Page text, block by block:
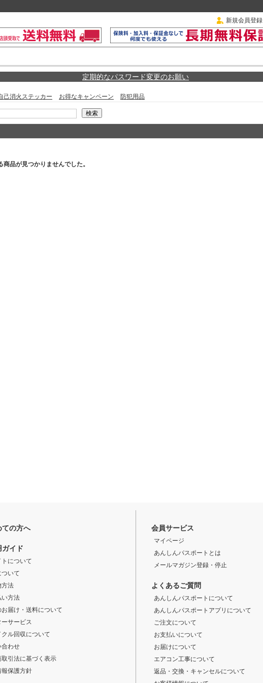
新規会員登録
定期的なパスワード変更のお願い
己消火ステッカー お得なキャンペーン 防犯用品
品が見つかりませんでした。
ての方へ
ガイド
トについて
いて
方法
い方法
お届け・送料について
ーサービス
クル回収について
合わせ
取引法に基づく表示
報保護方針
会員サービス
マイページ
あんしんパスポートとは
メールマガジン登録・停止
よくあるご質問
あんしんパスポートについて
あんしんパスポートアプリについて
ご注文について
お支払いについて
お届けについて
エアコン工事について
返品・交換・キャンセルについて